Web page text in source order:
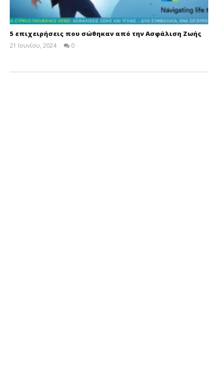
5 επιχειρήσεις που σώθηκαν από την Ασφάλιση Ζωής
21 Ιουνίου, 2024
0